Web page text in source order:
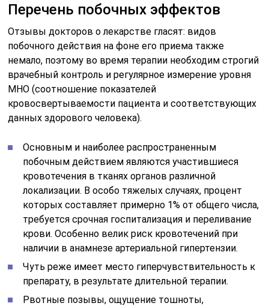
Перечень побочных эффектов
Отзывы докторов о лекарстве гласят: видов
побочного действия на фоне его приема также
немало, поэтому во время терапии необходим строгий
врачебный контроль и регулярное измерение уровня
МНО (соотношение показателей
кровосвертываемости пациента и соответствующих
данных здорового человека).
Основным и наиболее распространенным
побочным действием являются участившиеся
кровотечения в тканях органов различной
локализации. В особо тяжелых случаях, процент
которых составляет примерно 1% от общего числа,
требуется срочная госпитализация и переливание
крови. Особенно велик риск кровотечений при
наличии в анамнезе артериальной гипертензии.
Чуть реже имеет место гиперчувствительность к
препарату, в результате длительной терапии.
Рвотные позывы, ощущение тошноты,